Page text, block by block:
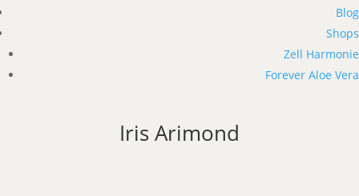
Blog
Shops
Zell Harmonie
Forever Aloe Vera
Iris Arimond